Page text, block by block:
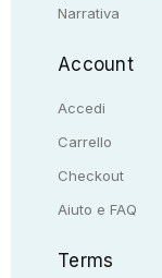
Narrativa
Account
Accedi
Carrello
Checkout
Aiuto e FAQ
Terms